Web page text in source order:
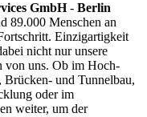
GmbH- Berlin
89.000 Menschen an
Einzigartigkeit
nicht nur unsere
von uns. Ob im Hoch-
Brücken- und Tunnelbau,
oder im
weiter, um der